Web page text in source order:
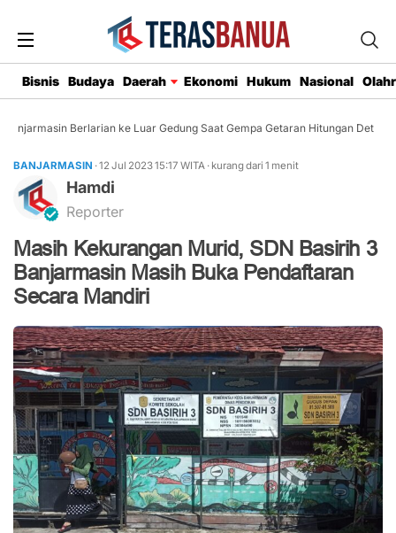
Bisnis Budaya Daerah Ekonomi Hukum Nasional
Berlarian ke Luar Gedung Saat Gempa Getaran Hitungan Detik
BANJARMASIN · 12 Jul 202315:17 WITA · kurang dari 1 menit
Hamdi
Reporter
Masih Kekurangan Murid, SDN Basirih 3
Banjarmasin Masih Buka Pendaftaran
Secara Mandiri